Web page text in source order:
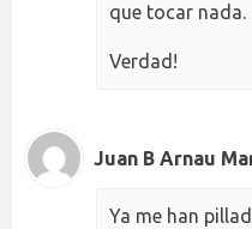
que tocar nada.
Verdad!
Juan B Arnau
Ya me han